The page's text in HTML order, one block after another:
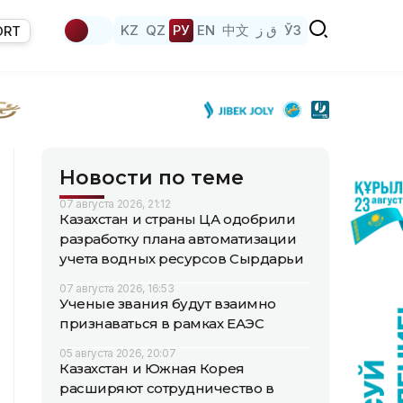
KZ QZ РУ EN 中文 ق ز ЎЗ
Новости по теме
07 августа 2026, 21:12
Казахстан и страны ЦА одобрили
разработку плана автоматизации
учета водных ресурсов Сырдарьи
07 августа 2026, 16:53
Ученые звания будут взаимно
признаваться в рамках ЕАЭС
05 августа 2026, 20:07
Казахстан и Южная Корея
расширяют сотрудничество в